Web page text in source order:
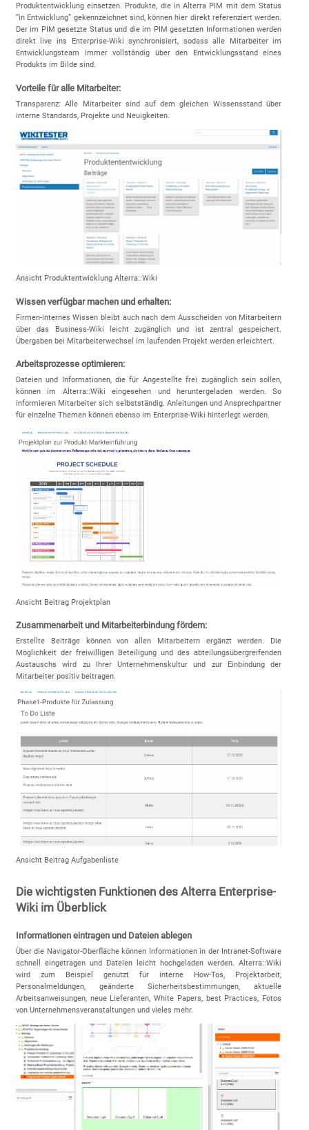
Produktentwicklung einsetzen. Produkte, die in Alterra PIM mit dem Status
“in Entwicklung” gekennzeichnet sind, können hier direkt referenziert werden.
Der im PIM gesetzte Status und die im PIM gesetzten Informationen werden
direkt live ins Enterprise-Wiki synchronisiert, sodass alle Mitarbeiter im
Entwicklungsteam immer vollständig über den Entwicklungsstand eines
Produkts im Bilde sind.
Vorteile für alle Mitarbeiter:
Transparenz: Alle Mitarbeiter sind auf dem gleichen Wissensstand über
interne Standards, Projekte und Neuigkeiten.
Ansicht Produktentwicklung Alterra::Wiki
Wissen verfügbar machen und erhalten:
Firmen-internes Wissen bleibt auch nach dem Ausscheiden von Mitarbeitern
über das Business-Wiki leicht zugänglich und ist zentral gespeichert.
Übergaben bei Mitarbeiterwechsel im laufenden Projekt werden erleichtert.
Arbeitsprozesse optimieren:
Dateien und Informationen, die für Angestellte frei zugänglich sein sollen,
können im Alterra::Wiki eingesehen und heruntergeladen werden. So
informieren Mitarbeiter sich selbstständig. Anleitungen und Ansprechpartner
für einzelne Themen können ebenso im Enterprise-Wiki hinterlegt werden.
Ansicht Beitrag Projektplan
Zusammenarbeit und Mitarbeiterbindung fördern:
Erstellte Beiträge können von allen Mitarbeitern ergänzt werden. Die
Möglichkeit der freiwilligen Beteiligung und des abteilungsübergreifenden
Austauschs wird zu Ihrer Unternehmenskultur und zur Einbindung der
Mitarbeiter positiv beitragen.
Ansicht Beitrag Aufgabenliste
Die wichtigsten Funktionen des Alterra Enterprise-
Wiki im Überblick
Informationen eintragen und Dateien ablegen
Über die Navigator-Oberfläche können Informationen in der Intranet-Software
schnell eingetragen und Dateien leicht hochgeladen werden. Alterra::Wiki
wird zum Beispiel genutzt für interne How-Tos, Projektarbeit,
Personalmeldungen, geänderte Sicherheitsbestimmungen, aktuelle
Arbeitsanweisungen, neue Lieferanten, White Papers, best Practices, Fotos
von Unternehmensveranstaltungen und vieles mehr.